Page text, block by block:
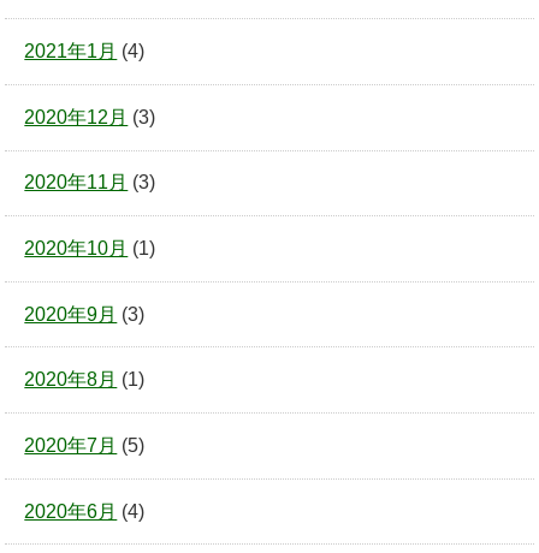
2021年1月 (4)
2020年12月 (3)
2020年11月 (3)
2020年10月 (1)
2020年9月 (3)
2020年8月 (1)
2020年7月 (5)
2020年6月 (4)